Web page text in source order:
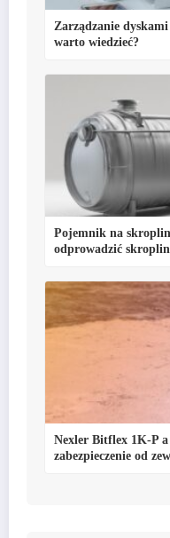
Zarządzanie
warto wiedzieć?
Pojemnik na
odprowadzić
Nexler Bitflex 1K-P
zabezpieczenie od